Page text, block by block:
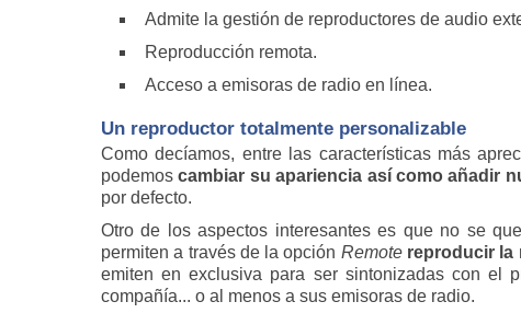
Admite la gestión de reproductores de audio
Reproducción remota.
Acceso a emisoras de radio en línea.
Un reproductor totalmente personalizable
Como decíamos, entre las características más
podemoscambiar su apariencia así como añadir
por defecto.
Otro de los aspectos interesantes es que no se
permiten a través de la opción Remotereproducir la
emiten en exclusiva para ser sintonizadas con el
compañía... o al menos a sus emisoras de radio.